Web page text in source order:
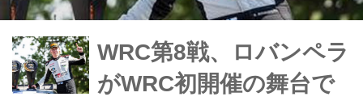
WRC第8戦、ロバンペラ
がWRC初開催の舞台で